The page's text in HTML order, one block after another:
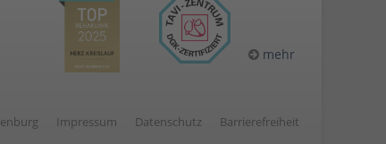
mehr
Impressum Datenschutz Barrierefreiheit